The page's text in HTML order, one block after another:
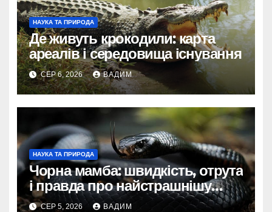
НАУКА ТА ПРИРОДА
Де живуть крокодили: карта
ареалів і середовища існування
СЕР 6, 2026 ВАДИМ
НАУКА ТА ПРИРОДА
Чорна мамба: швидкість, отрута
і правда про найстрашнішу
змію Африки
СЕР 5, 2026 ВАДИМ